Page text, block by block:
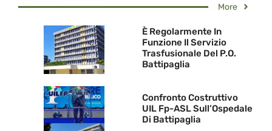
More
È Regolarmente In
Funzione Il Servizio
Trasfusionale Del P.O.
Battipaglia
Confronto Costruttivo
UIL Fp-ASL Sull’Ospedale
Di Battipaglia